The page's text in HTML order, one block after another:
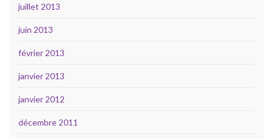
juillet 2013
juin 2013
février 2013
janvier 2013
janvier 2012
décembre 2011